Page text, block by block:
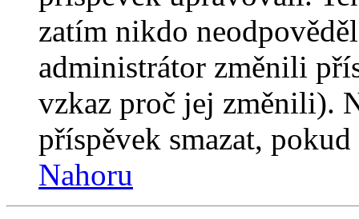
zatím nikdo
administrátor změnili
vzkaz proč jej změnili).
příspěvek smazat,
Nahoru